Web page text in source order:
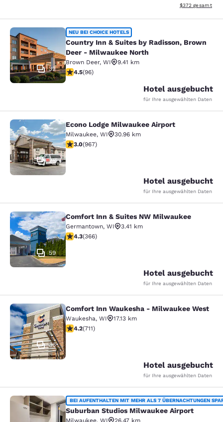
Geschätzte
$372 gesamt
Country Inn & Suites by Radisson,
32
NEU BEI CHOICE HOTELS
Country Inn & Suites by Radisson, Brown
Deer - Milwaukee North
Brown Deer, WI
9.41 km
4.45-Sterne-Bewertung. Hervorragend. 96
4.5(96)
Hotel ausgebucht
für Ihre ausgewählten Daten
Econo Lodge Milwaukee Airport
25
Econo Lodge Milwaukee Airport
Milwaukee, WI
30.96 km
2.95-Sterne-Bewertung. Mittelmäßig. 967
3.0(967)
Hotel ausgebucht
für Ihre ausgewählten Daten
Comfort Inn & Suites NW
59
Comfort Inn & Suites NW Milwaukee
Germantown, WI
3.41 km
4.28-Sterne-Bewertung. Hervorragend. 366
4.3(366)
Hotel ausgebucht
für Ihre ausgewählten Daten
Comfort Inn Waukesha -
36
Comfort Inn Waukesha - Milwaukee West
Waukesha, WI
17.13 km
4.15-Sterne-Bewertung. Sehr gut. 711 Bewertungen
4.2(711)
Hotel ausgebucht
für Ihre ausgewählten Daten
Suburban Studios Milwaukee
BEI AUFENTHALTEN MIT MEHR ALS 7 ÜBERNACHTUNGEN
Suburban Studios Milwaukee Airport
Milwaukee, WI
26.47 km